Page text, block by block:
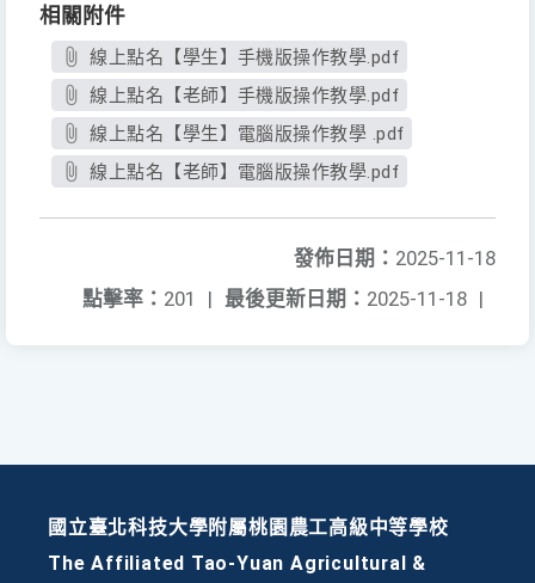
相關附件
線上點名【學生】手機版操作教學.pdf
線上點名【老師】手機版操作教學.pdf
線上點名【學生】電腦版操作教學 .pdf
線上點名【老師】電腦版操作教學.pdf
發佈日期： 2025-11-18
最後更新日期： 2025-11-18 |
點擊率： 201 |
國立臺北科技大學附屬桃園農工高級中等學校
The Affiliated Tao-Yuan Agricultural &